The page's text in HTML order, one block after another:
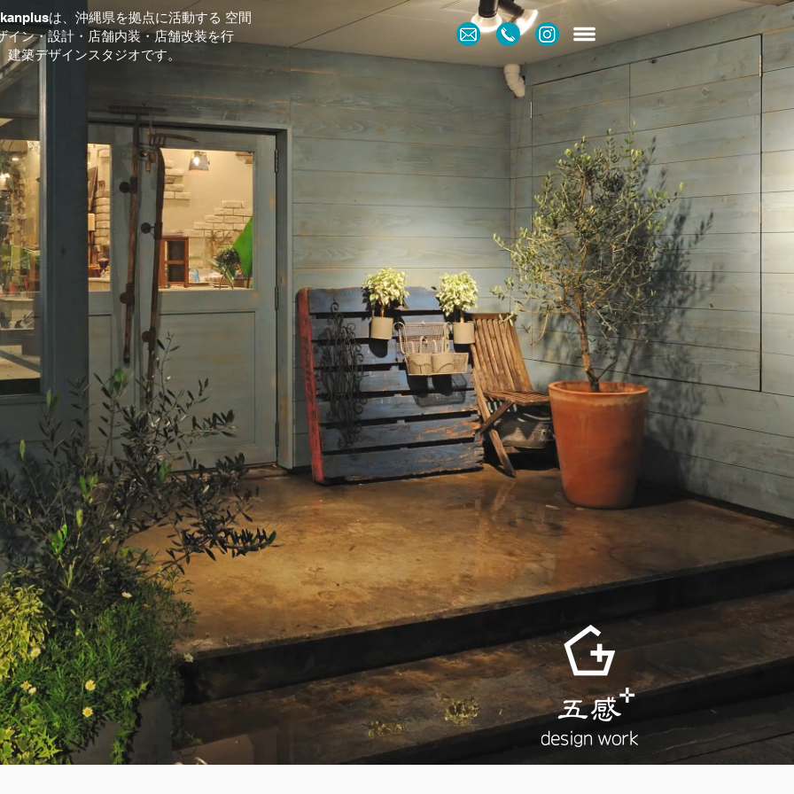
は、沖縄県を拠点に活動する 空間
イン・設計・店舗内装・店舗改装を行
建築デザインスタジオです。